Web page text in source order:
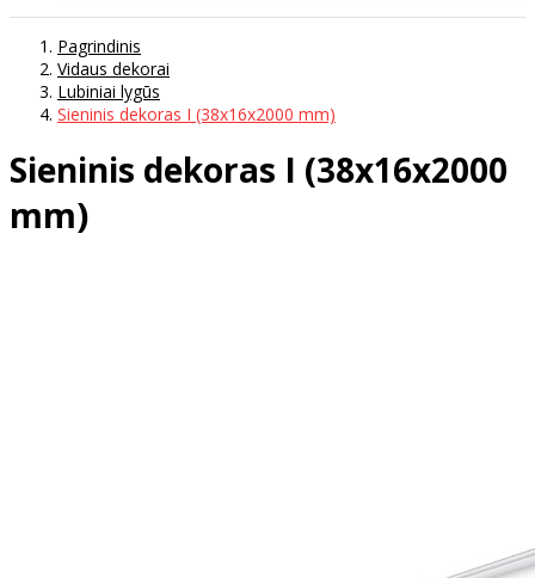
Pagrindinis
Vidaus dekorai
Lubiniai lygūs
Sieninis dekoras I (38x16x2000 mm)
Sieninis dekoras I (38x16x2000
mm)